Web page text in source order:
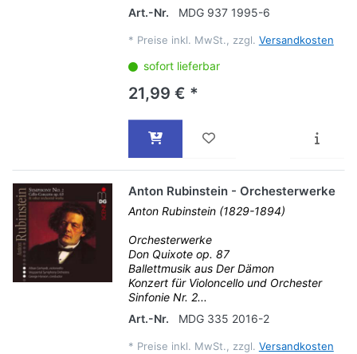
Art.-Nr.
MDG 937 1995-6
* Preise inkl. MwSt., zzgl. Versandkosten
sofort lieferbar
21,99 € *
Anton Rubinstein - Orchesterwerke
Anton Rubinstein (1829-1894)
Orchesterwerke
Don Quixote op. 87
Ballettmusik aus Der Dämon
Konzert für Violoncello und Orchester
Sinfonie Nr. 2...
Art.-Nr.
MDG 335 2016-2
* Preise inkl. MwSt., zzgl. Versandkosten